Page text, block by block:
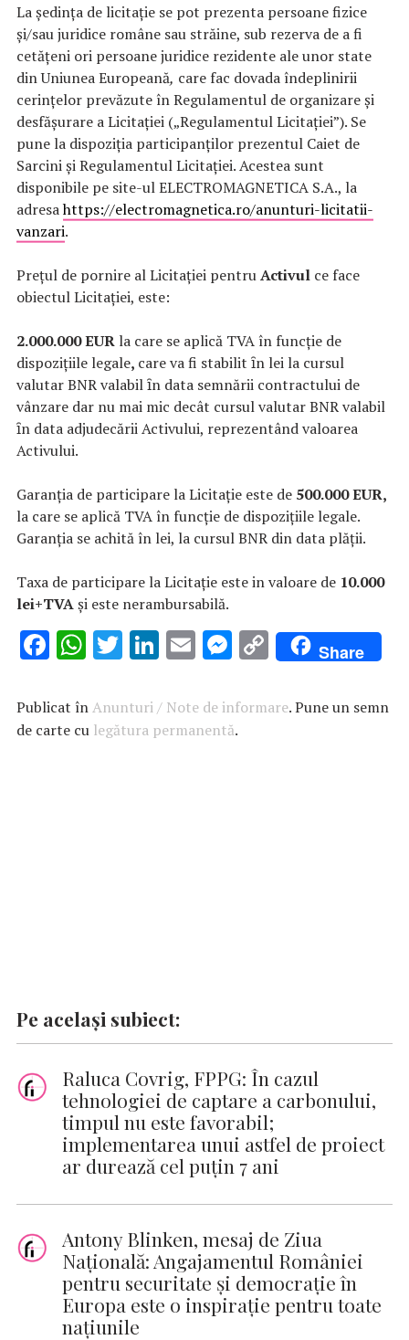
La ședința de licitație se pot prezenta persoane fizice
și/sau juridice române sau străine, sub rezerva de a fi
cetățeni ori persoane juridice rezidente ale unor state
din Uniunea Europeană, care fac dovada îndeplinirii
cerințelor prevăzute în Regulamentul de organizare și
desfășurare a Licitației („Regulamentul Licitației”). Se
pune la dispoziția participanților prezentul Caiet de
Sarcini și Regulamentul Licitației. Acestea sunt
disponibile pe site-ul ELECTROMAGNETICA S.A., la
adresahttps://electromagnetica.ro/anunturi-licitatii-
vanzari.
Prețul de pornire al Licitației pentru Activul ce face
obiectul Licitației, este:
2.000.000 EUR la care se aplică TVA în funcție de
dispozițiile legale, care va fi stabilit ȋn lei la cursul
valutar BNR valabil ȋn data semnării contractului de
vânzare dar nu mai mic decât cursul valutar BNR valabil
ȋn data adjudecării Activului, reprezentând valoarea
Activului.
Garanția de participare la Licitație este de 500.000 EUR,
la care se aplică TVA în funcție de dispozițiile legale.
Garanția se achită în lei, la cursul BNR din data plății.
Taxa de participare la Licitație este in valoare de 10.000
lei+TVA și este nerambursabilă.
F
e
b
W
at
s
T
it
te
Li
k
e
E
ai
l
M
se
n
C
o
p
Share
Publicat înAnunturi / Note de informare. Pune un semn
de carte cu legătura permanentă.
Pe același subiect:
Raluca Covrig, FPPG: În cazul
tehnologiei de captare a carbonului,
timpul nu este favorabil;
implementarea unui astfel de proiect
ar durează cel puțin 7 ani
Antony Blinken, mesaj de Ziua
Naţională: Angajamentul României
pentru securitate și democrație în
Europa este o inspirație pentru toate
națiunile